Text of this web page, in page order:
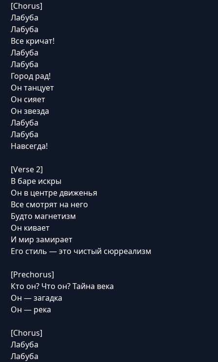
[Chorus]
Лабуба
Лабуба
Все кричат!
Лабуба
Лабуба
Город рад!
Он танцует
Он сияет
Он звезда
Лабуба
Лабуба
Навсегда!
[Verse 2]
В баре искры
Он в центре движенья
Все смотрят на него
Будто магнетизм
Он кивает
И мир замирает
Его стиль — это чистый сюрреализм
[Prechorus]
Кто он? Что он? Тайна века
Он — загадка
Он — река
[Chorus]
Лабуба
Лабуба